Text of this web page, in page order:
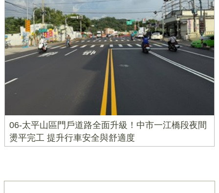
06-太平山區門戶道路全面升級！中市一江橋段夜間
燙平完工 提升行車安全與舒適度